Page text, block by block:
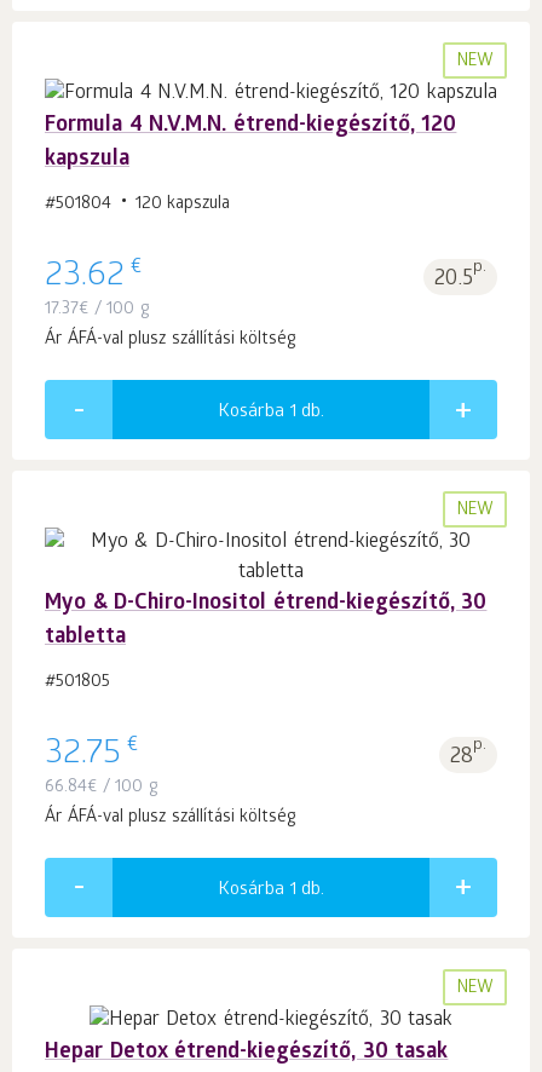
NEW
Formula 4 N.V.M.N. étrend-kiegészítő, 120
kapszula
#501804 120 kapszula
23.62 € 20.5p.
17.37€ / 100 g
Ár ÁFÁ-val plusz szállítási költség
Kosárba 1 db.
NEW
Myo & D-Chiro-Inositol étrend-kiegészítő, 30
tabletta
#501805
32.75 € 28p.
66.84€ / 100 g
Ár ÁFÁ-val plusz szállítási költség
Kosárba 1 db.
NEW
Hepar Detox étrend-kiegészítő, 30 tasak